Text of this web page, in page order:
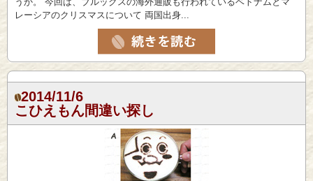
レーシアのクリスマスについて 両国出身...
2014/11/6
こひえもん間違い探し